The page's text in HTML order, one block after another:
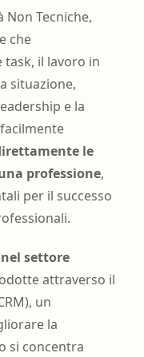
Non Tecniche,
che
il lavoro in
situazione,
e la
le
professione,
per il successo
settore
attraverso il
un
la
si concentra